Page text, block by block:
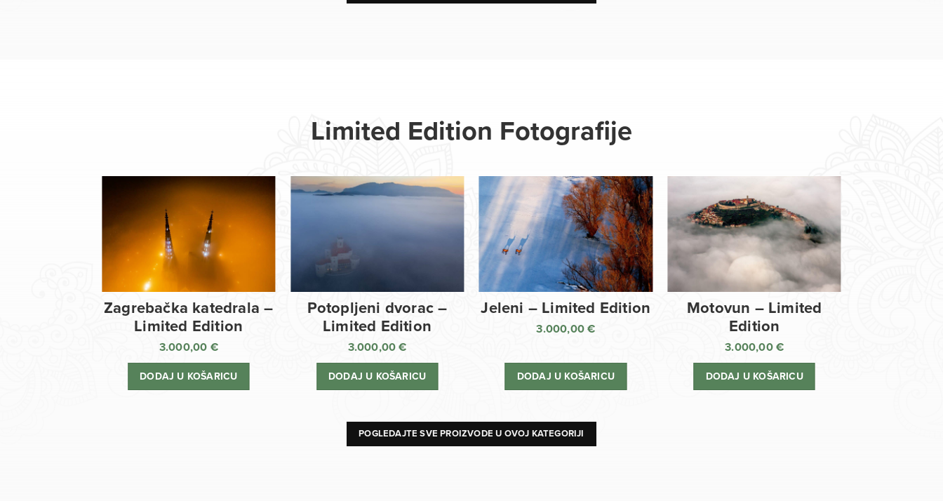
Limited Edition Fotografije
Zagrebačka katedrala –
Limited Edition
3.000,00 €
DODAJ U KOŠARICU
Potopljeni dvorac –
Limited Edition
3.000,00€
DODAJ U KOŠARICU
Jeleni – Limited Edition
3.000,00€
DODAJ U KOŠARICU
Motovun – Limited
Edition
3.000,00 €
DODAJ U KOŠARICU
POGLEDAJTE SVE PROIZVODE U OVOJ KATEGORIJI